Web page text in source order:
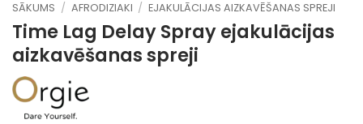
SĀKUMS / AFRODIZIAKI / EJAKULĀCIJAS AIZKAVĒŠANAS SPREJI
Time Lag Delay Sprayejakulācijas
aizkavēšanas spreji